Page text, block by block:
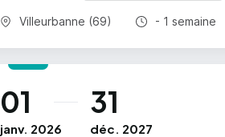
Commune :
Villeurbanne (69) Durée totale :
- 1 semaine
01
janv. 2026
au 31
déc. 2027